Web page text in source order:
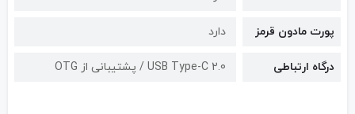
پورت مادون قرمز دارد
درگاه ارتباطی USB Type-C 2.0 / پشتیبانی از OTG